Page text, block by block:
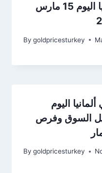
سعر الذهب في تركيا اليوم 15 مارس
By goldpricesturkey
اليوم
– تحليل السوق وفرص
By goldpricesturkey